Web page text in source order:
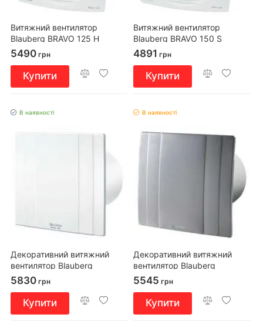
Витяжний вентилятор
Blauberg BRAVO 125 H
5490 грн
Купити
Витяжний вентилятор
Blauberg BRAVO 150 S
4891 грн
Купити
В наявності
Декоративний витяжний
вентилятор Blauberg
QUATRO 100 H
5830 грн
Купити
В наявності
Декоративний витяжний
вентилятор Blauberg
QUATRO Hi-tech 100
5545 грн
Купити